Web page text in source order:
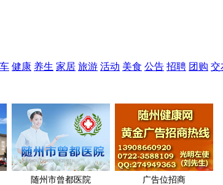
健康 养生 家居 旅游 活动 美食 公告 招聘 团购 交
随州市曾都医院 广告位招商